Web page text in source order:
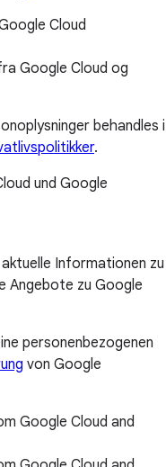
Cloud
Google Cloud og
behandles i
.
und Google
Informationen zu
Angebote zu Google
personenbezogenen
von Google
Google Cloud and